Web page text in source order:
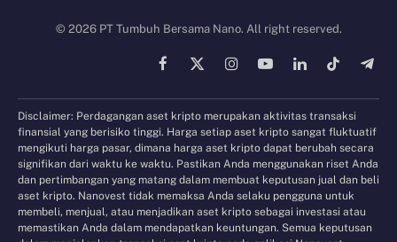
© 2026 PT Tumbuh Bersama Nano. All right reserved.
Facebook
X
InstagramYouTubeLinkedInTikTok
Disclaimer: Perdagangan aset kripto merupakan aktivitas transaksi
finansial yang berisiko tinggi. Harga setiap aset kripto sangat fluktuatif
mengikuti harga pasar, dimana harga aset kripto dapat berubah secara
signifikan dari waktu ke waktu. Pastikan Anda menggunakan riset Anda
dan pertimbangan yang matang dalam membuat keputusan jual dan beli
aset kripto. Nanovest tidak memaksa Anda selaku pengguna untuk
membeli, menjual, atau menjadikan aset kripto sebagai investasi atau
memastikan Anda dalam mendapatkan keuntungan. Semua keputusan